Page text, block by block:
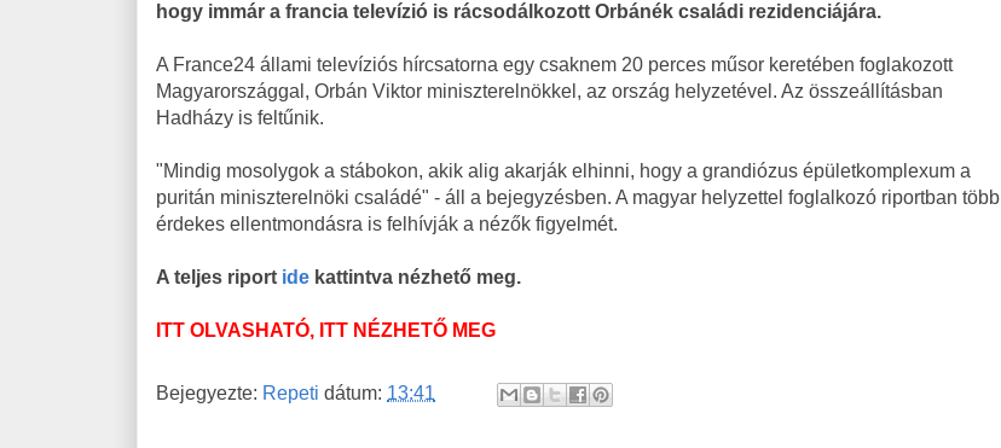
hogy immár a francia televízió is rácsodálkozott Orbánék családi rezidenciájára.
A France24 állami televíziós hírcsatorna egy csaknem 20 perces műsor keretében foglakozott
Magyarországgal, Orbán Viktor miniszterelnökkel, az ország helyzetével. Az összeállításban
Hadházy is feltűnik.
"Mindig mosolygok a stábokon, akik alig akarják elhinni, hogy a grandiózus épületkomplexum a
puritán miniszterelnöki családé" - áll a bejegyzésben. A magyar helyzettel foglalkozó riportban több
érdekes ellentmondásra is felhívják a nézők figyelmét.
A teljes riport ide kattintva nézhető meg.
ITT OLVASHATÓ, ITT NÉZHETŐ MEG
Bejegyezte: Repeti dátum: 13:41